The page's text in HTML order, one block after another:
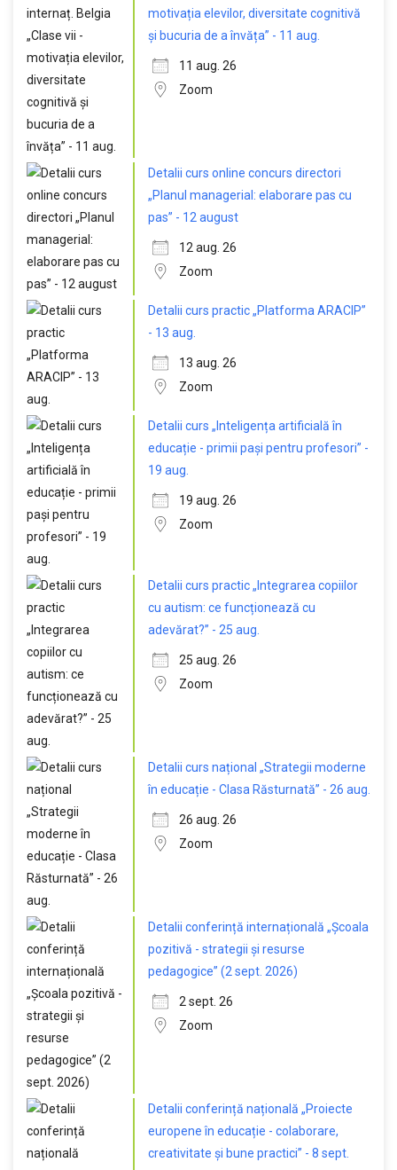
motivația elevilor, diversitate cognitivă
și bucuria de a învăța” - 11 aug.
11 aug. 26
Zoom
Detalii curs online concurs directori
„Planul managerial: elaborare pas cu
pas” - 12 august
12 aug. 26
Zoom
Detalii curs practic „Platforma ARACIP”
- 13 aug.
13 aug. 26
Zoom
Detalii curs „Inteligența artificială în
educație - primii pași pentru profesori” -
19 aug.
19 aug. 26
Zoom
Detalii curs practic „Integrarea copiilor
cu autism: ce funcționează cu
adevărat?” - 25 aug.
25 aug. 26
Zoom
Detalii curs național „Strategii moderne
în educație - Clasa Răsturnată” - 26 aug.
26 aug. 26
Zoom
Detalii conferință internațională „Școala
pozitivă - strategii și resurse
pedagogice” (2 sept. 2026)
2 sept. 26
Zoom
Detalii conferință națională „Proiecte
europene în educație - colaborare,
creativitate și bune practici” - 8 sept.